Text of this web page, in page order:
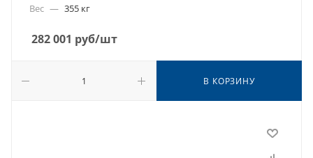
Вес — 355 кг
282 001 руб/шт
В КОРЗИНУ